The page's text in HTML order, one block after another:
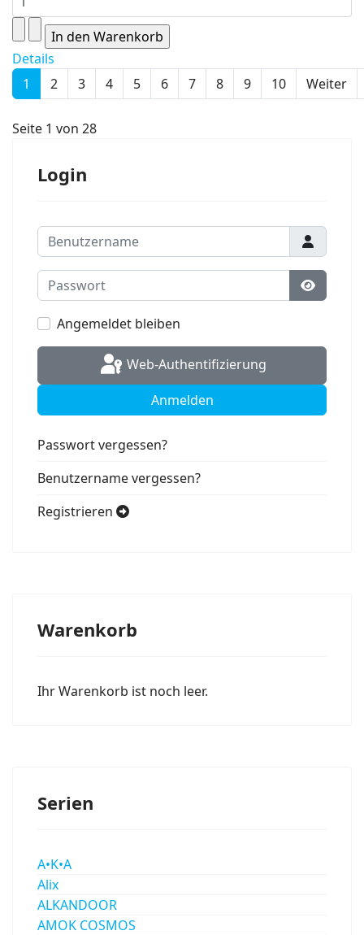
Details
1
2 3 4 5 6 7 8 9 10 Weiter
Seite 1 von 28
Login
Benutzername
Passwort
Angemeldet bleiben
Web-Authentifizierung
Anmelden
Passwort vergessen?
Benutzername vergessen?
Registrieren
Warenkorb
Ihr Warenkorb ist noch leer.
Serien
A•K•A
Alix
ALKANDOOR
AMOK COSMOS